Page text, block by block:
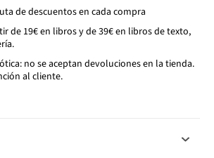
de descuentos en cada compra
de 19€ en libros y de 39€ en libros de texto,
no se aceptan devoluciones en la tienda.
al cliente.